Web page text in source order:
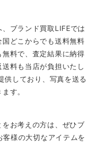
ブランド買取LIFEでは
国どこからでも送料無料
料で、査定結果に納得
料も当店が負担いたし
供しており、写真を送る
す。
お考えの方は、ぜひブ
様の大切なアイテムを